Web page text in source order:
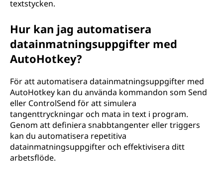
textstycken.
Hur kan jag automatisera
datainmatningsuppgifter med
AutoHotkey?
För att automatisera datainmatningsuppgifter med
AutoHotkey kan du använda kommandon som Send
eller ControlSend för att simulera
tangenttryckningar och mata in text i program.
Genom att definiera snabbtangenter eller triggers
kan du automatisera repetitiva
datainmatningsuppgifter och effektivisera ditt
arbetsflöde.